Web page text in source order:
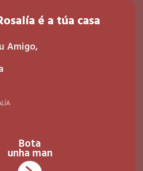
é a túa casa
Amigo,
Bota
unha man